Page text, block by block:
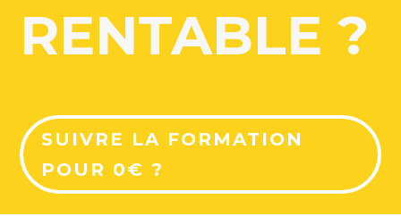
RENTABLE ?
SUIVRE LA FORMATION
POUR 0€ ?